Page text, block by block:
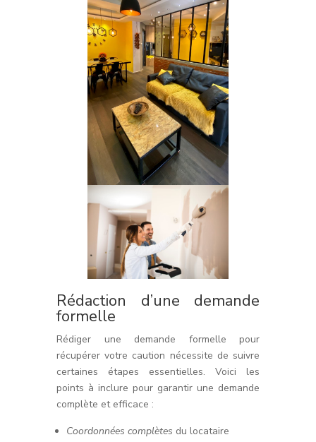
Rédaction d’une demande
formelle
Rédiger une demande formelle pour
récupérer votre caution nécessite de suivre
certaines étapes essentielles. Voici les
points à inclure pour garantir une demande
complète et efficace :
Coordonnées complètes du locataire